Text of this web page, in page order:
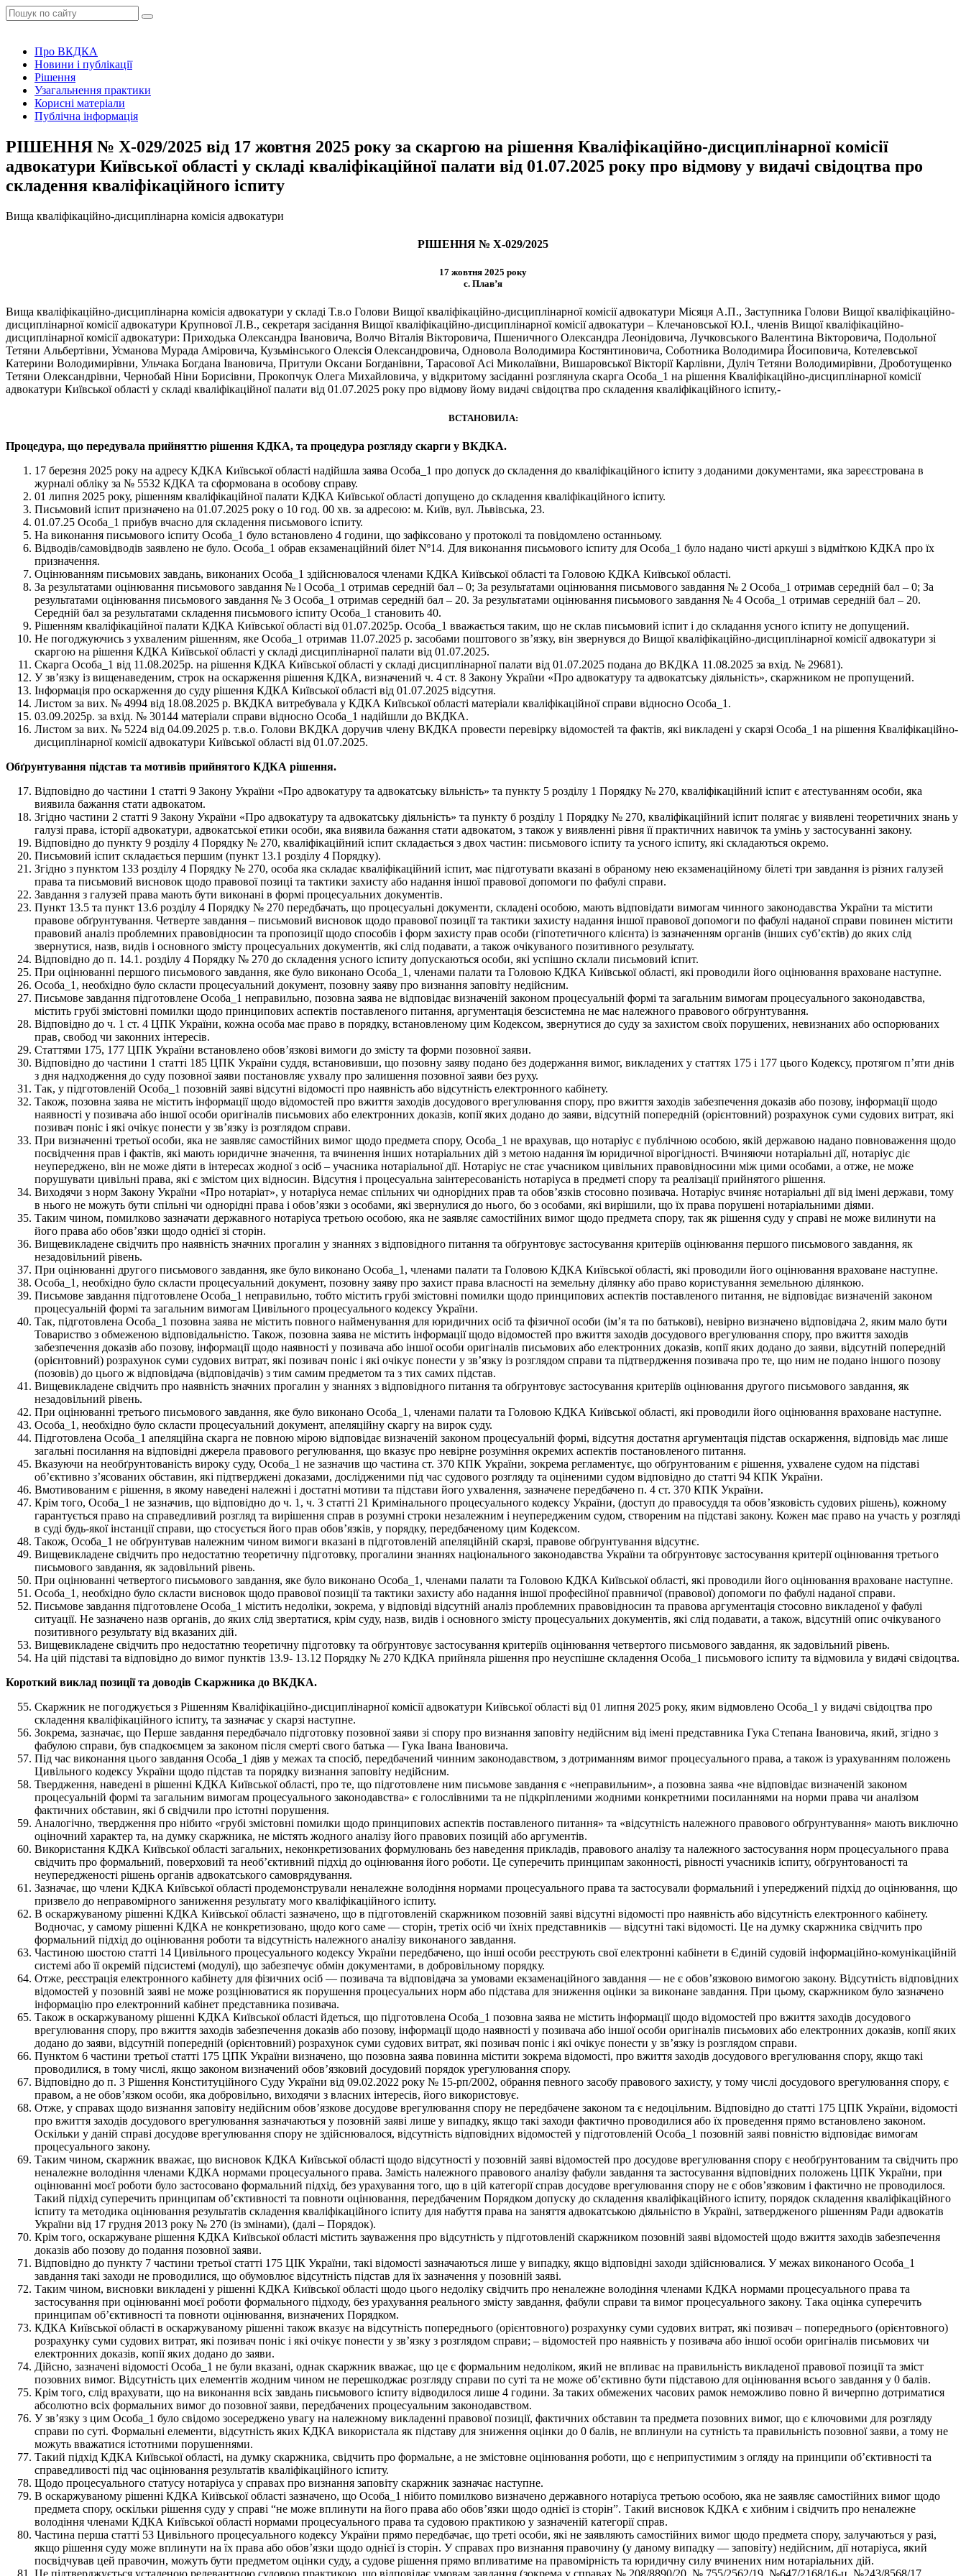
Про ВКДКА
Новини і публікації
Рішення
Узагальнення практики
Корисні матеріали
Публічна інформація
РІШЕННЯ № Х-029/2025 від 17 жовтня 2025 року за скаргою на рішення Кваліфікаційно-дисциплінарної комісії
адвокатури Київської області у складі кваліфікаційної палати від 01.07.2025 року про відмову у видачі свідоцтва про
складення кваліфікаційного іспиту
Вища кваліфікаційно-дисциплінарна комісія адвокатури
РІШЕННЯ № Х-029/2025
17 жовтня 2025 року
с. Плав’я
Вища кваліфікаційно-дисциплінарна комісія адвокатури у складі Т.в.о Голови Вищої кваліфікаційно-дисциплінарної комісії адвокатури Місяця А.П., Заступника Голови Вищої кваліфікаційно-
дисциплінарної комісії адвокатури Крупнової Л.В., секретаря засідання Вищої кваліфікаційно-дисциплінарної комісії адвокатури – Клечановської Ю.І., членів Вищої кваліфікаційно-
дисциплінарної комісії адвокатури: Приходька Олександра Івановича, Волчо Віталія Вікторовича, Пшеничного Олександра Леонідовича, Лучковського Валентина Вікторовича, Подольної
Тетяни Альбертівни, Усманова Мурада Аміровича, Кузьмінського Олексія Олександровича, Одновола Володимира Костянтиновича, Соботника Володимира Йосиповича, Котелевської
Катерини Володимирівни, Ульчака Богдана Івановича, Притули Оксани Богданівни, Тарасової Асі Миколаївни, Вишаровської Вікторії Карлівни, Дуліч Тетяни Володимирівни, Дроботущенко
Тетяни Олександрівни, Чернобай Ніни Борисівни, Прокопчук Олега Михайловича, у відкритому засіданні розглянула скарга Особа_1 на рішення Кваліфікаційно-дисциплінарної комісії
адвокатури Київської області у складі кваліфікаційної палати від 01.07.2025 року про відмову йому видачі свідоцтва про складення кваліфікаційного іспиту,-
ВСТАНОВИЛА:
Процедура, що передувала прийняттю рішення КДКА, та процедура розгляду скарги у ВКДКА.
17 березня 2025 року на адресу КДКА Київської області надійшла заява Особа_1 про допуск до складення до кваліфікаційного іспиту з доданими документами, яка зареєстрована в
журналі обліку за № 5532 КДКА та сформована в особову справу.
01 липня 2025 року, рішенням кваліфікаційної палати КДКА Київської області допущено до складення кваліфікаційного іспиту.
Письмовий іспит призначено на 01.07.2025 року о 10 год. 00 хв. за адресою: м. Київ, вул. Львівська, 23.
01.07.25 Особа_1 прибув вчасно для складення письмового іспиту.
На виконання письмового іспиту Особа_1 було встановлено 4 години, що зафіксовано у протоколі та повідомлено останньому.
Відводів/самовідводів заявлено не було. Особа_1 обрав екзаменаційний білет Nº14. Для виконання письмового іспиту для Особа_1 було надано чисті аркуші з відміткою КДКА про їх
призначення.
Оцінюванням письмових завдань, виконаних Особа_1 здійснювалося членами КДКА Київської області та Головою КДКА Київської області.
За результатами оцінювання письмового завдання № l Особа_1 отримав середній бал – 0; За результатами оцінювання письмового завдання № 2 Особа_1 отримав середній бал – 0; За
результатами оцінювання письмового завдання № 3 Особа_1 отримав середній бал – 20. За результатами оцінювання письмового завдання № 4 Особа_1 отримав середній бал – 20.
Середній бал за результатами складення письмового іспиту Особа_1 становить 40.
Рішенням кваліфікаційної палати КДКА Київської області від 01.07.2025р. Особа_1 вважається таким, що не склав письмовий іспит і до складання усного іспиту не допущений.
Не погоджуючись з ухваленим рішенням, яке Особа_1 отримав 11.07.2025 р. засобами поштового звʼязку, він звернувся до Вищої кваліфікаційно-дисциплінарної комісії адвокатури зі
скаргою на рішення КДКА Київської області у складі дисциплінарної палати від 01.07.2025.
Скарга Особа_1 від 11.08.2025р. на рішення КДКА Київської області у складі дисциплінарної палати від 01.07.2025 подана до ВКДКА 11.08.2025 за вхід. № 29681).
У зв’язку із вищенаведеним, строк на оскарження рішення КДКА, визначений ч. 4 ст. 8 Закону України «Про адвокатуру та адвокатську діяльність», скаржником не пропущений.
Інформація про оскарження до суду рішення КДКА Київської області від 01.07.2025 відсутня.
Листом за вих. № 4994 від 18.08.2025 р. ВКДКА витребувала у КДКА Київської області матеріали кваліфікаційної справи відносно Особа_1.
03.09.2025р. за вхід. № 30144 матеріали справи відносно Особа_1 надійшли до ВКДКА.
Листом за вих. № 5224 від 04.09.2025 р. т.в.о. Голови ВКДКА доручив члену ВКДКА провести перевірку відомостей та фактів, які викладені у скарзі Особа_1 на рішення Кваліфікаційно-
дисциплінарної комісії адвокатури Київської області від 01.07.2025.
Обґрунтування підстав та мотивів прийнятого КДКА рішення.
Відповідно до частини 1 статті 9 Закону України «Про адвокатуру та адвокатську вільність» та пункту 5 розділу 1 Порядку № 270, кваліфікаційний іспит є атестуванням особи, яка
виявила бажання стати адвокатом.
Згідно частини 2 статті 9 Закону України «Про адвокатуру та адвокатську діяльність» та пункту б розділу 1 Порядку № 270, кваліфікаційний іспит полягає у виявлені теоретичних знань у
галузі права, історії адвокатури, адвокатської етики особи, яка виявила бажання стати адвокатом, з також у виявленні рівня її практичних навичок та умінь у застосуванні закону.
Відповідно до пункту 9 розділу 4 Порядку № 270, кваліфікаційний іспит складається з двох частин: письмового іспиту та усного іспиту, які складаються окремо.
Письмовий іспит складається першим (пункт 13.1 розділу 4 Порядку).
Згідно з пунктом 133 розділу 4 Порядку № 270, особа яка складає кваліфікаційний іспит, має підготувати вказані в обраному нею екзаменаційному білеті три завдання із різних галузей
права та письмовий висновок щодо правової позиці та тактики захисту або надання іншої правової допомоги по фабулі справи.
Завдання з галузей права мають бути виконані в формі процесуальних документів.
Пункт 13.5 та пункт 13.6 розділу 4 Порядку № 270 передбачать, що процесуальні документи, складені особою, мають відповідати вимогам чинного законодавства України та містити
правове обґрунтування. Четверте завдання – письмовий висновок щодо правової позиції та тактики захисту надання іншої правової допомоги по фабулі наданої справи повинен містити
правовий аналіз проблемних правовідносин та пропозиції щодо способів і форм захисту прав особи (гіпотетичного клієнта) із зазначенням органів (інших субʼєктів) до яких слід
звернутися, назв, видів і основного змісту процесуальних документів, які слід подавати, а також очікуваного позитивного результату.
Відповідно до п. 14.1. розділу 4 Порядку № 270 до складення усного іспиту допускаються особи, які успішно склали письмовий іспит.
При оцінюванні першого письмового завдання, яке було виконано Особа_1, членами палати та Головою КДКА Київської області, які проводили його оцінювання враховане наступне.
Особа_1, необхідно було скласти процесуальний документ, позовну заяву про визнання заповіту недійсним.
Письмове завдання підготовлене Особа_1 неправильно, позовна заява не відповідає визначеній законом процесуальній формі та загальним вимогам процесуального законодавства,
містить грубі змістовні помилки щодо принципових аспектів поставленого питання, аргументація безсистемна не має належного правового обґрунтування.
Відповідно до ч. 1 ст. 4 ЦПК України, кожна особа має право в порядку, встановленому цим Кодексом, звернутися до суду за захистом своїх порушених, невизнаних або оспорюваних
прав, свобод чи законних інтересів.
Статтями 175, 177 ЦПК України встановлено обов’язкові вимоги до змісту та форми позовної заяви.
Відповідно до частини 1 статті 185 ЦПК України суддя, встановивши, що позовну заяву подано без додержання вимог, викладених у статтях 175 і 177 цього Кодексу, протягом п’яти днів
з дня надходження до суду позовної заяви постановляє ухвалу про залишення позовної заяви без руху.
Так, у підготовленій Особа_1 позовній заяві відсутні відомості про наявність або відсутність електронного кабінету.
Також, позовна заява не містить інформації щодо відомостей про вжиття заходів досудового врегулювання спору, про вжиття заходів забезпечення доказів або позову, інформації щодо
наявності у позивача або іншої особи оригіналів письмових або електронних доказів, копії яких додано до заяви, відсутній попередній (орієнтовний) розрахунок суми судових витрат, які
позивач поніс і які очікує понести у звʼязку із розглядом справи.
При визначенні третьої особи, яка не заявляє самостійних вимог щодо предмета спору, Особа_1 не врахував, що нотаріус є публічною особою, якій державою надано повноваження щодо
посвідчення прав і фактів, які мають юридичне значення, та вчинення інших нотаріальних дій з метою надання їм юридичної вірогідності. Вчиняючи нотаріальні дії, нотаріус діє
неупереджено, він не може діяти в інтересах жодної з осіб – учасника нотаріальної дії. Нотаріус не стає учасником цивільних правовідносини між цими особами, а отже, не може
порушувати цивільні права, які є змістом цих відносин. Відсутня і процесуальна заінтересованість нотаріуса в предметі спору та реалізації прийнятого рішення.
Виходячи з норм Закону України «Про нотаріат», у нотаріуса немає спільних чи однорідних прав та обов’язків стосовно позивача. Нотаріус вчиняє нотаріальні дії від імені держави, тому
в нього не можуть бути спільні чи однорідні права і обов’язки з особами, які звернулися до нього, бо з особами, які вирішили, що їх права порушені нотаріальними діями.
Таким чином, помилково зазначати державного нотаріуса третьою особою, яка не заявляє самостійних вимог щодо предмета спору, так як рішення суду у справі не може вилинути на
його права або обов’язки щодо однієї зі сторін.
Вищевикладене свідчить про наявність значних прогалин у знаннях з відповідного питання та обґрунтовує застосування критеріїв оцінювання першого письмового завдання, як
незадовільний рівень.
При оцінюванні другого письмового завдання, яке було виконано Особа_1, членами палати та Головою КДКА Київської області, які проводили його оцінювання враховане наступне.
Особа_1, необхідно було скласти процесуальний документ, позовну заяву про захист права власності на земельну ділянку або право користування земельною ділянкою.
Письмове завдання підготовлене Особа_1 неправильно, тобто містить грубі змістовні помилки щодо принципових аспектів поставленого питання, не відповідає визначеній законом
процесуальній формі та загальним вимогам Цивільного процесуального кодексу України.
Так, підготовлена Особа_1 позовна заява не містить повного найменування для юридичних осіб та фізичної особи (імʼя та по батькові), невірно визначено відповідача 2, яким мало бути
Товариство з обмеженою відповідальністю. Також, позовна заява не містить інформації щодо відомостей про вжиття заходів досудового врегулювання спору, про вжиття заходів
забезпечення доказів або позову, інформації щодо наявності у позивача або іншої особи оригіналів письмових або електронних доказів, копії яких додано до заяви, відсутній попередній
(орієнтовний) розрахунок суми судових витрат, які позивач поніс і які очікує понести у зв’язку із розглядом справи та підтвердження позивача про те, що ним не подано іншого позову
(позовів) до цього ж відповідача (відповідачів) з тим самим предметом та з тих самих підстав.
Вищевикладене свідчить про наявність значних прогалин у знаннях з відповідного питання та обґрунтовує застосування критеріїв оцінювання другого письмового завдання, як
незадовільний рівень.
При оцінюванні третього письмового завдання, яке було виконано Особа_1, членами палати та Головою КДКА Київської області, які проводили його оцінювання враховане наступне.
Особа_1, необхідно було скласти процесуальний документ, апеляційну скаргу на вирок суду.
Підготовлена Особа_1 апеляційна скарга не повною мірою відповідає визначеній законом процесуальній формі, відсутня достатня аргументація підстав оскарження, відповідь має лише
загальні посилання на відповідні джерела правового регулювання, що вказує про невірне розуміння окремих аспектів постановленого питання.
Вказуючи на необґрунтованість вироку суду, Особа_1 не зазначив що частина ст. 370 КПК України, зокрема регламентує, що обґрунтованим є рішення, ухвалене судом на підставі
об’єктивно з’ясованих обставин, які підтверджені доказами, дослідженими під час судового розгляду та оціненими судом відповідно до статті 94 КПК України.
Вмотивованим є рішення, в якому наведені належні і достатні мотиви та підстави його ухвалення, зазначене передбачено п. 4 ст. 370 КПК України.
Крім того, Особа_1 не зазначив, що відповідно до ч. 1, ч. 3 статті 21 Кримінального процесуального кодексу України, (доступ до правосуддя та обов’язковість судових рішень), кожному
гарантується право на справедливий розгляд та вирішення справ в розумні строки незалежним і неупередженим судом, створеним на підставі закону. Кожен має право на участь у розгляді
в суді будь-якої інстанції справи, що стосується його прав обов’язків, у порядку, передбаченому цим Кодексом.
Також, Особа_1 не обґрунтував належним чином вимоги вказані в підготовленій апеляційній скарзі, правове обґрунтування відсутнє.
Вищевикладене свідчить про недостатню теоретичну підготовку, прогалини знаннях національного законодавства України та обґрунтовує застосування критерії оцінювання третього
письмового завдання, як задовільний рівень.
При оцінюванні четвертого письмового завдання, яке було виконано Особа_1, членами палати та Головою КДКА Київської області, які проводили його оцінювання враховане наступне.
Особа_1, необхідно було скласти висновок щодо правової позиції та тактики захисту або надання іншої професійної правничої (правової) допомоги по фабулі наданої справи.
Письмове завдання підготовлене Особа_1 містить недоліки, зокрема, у відповіді відсутній аналіз проблемних правовідносин та правова аргументація стосовно викладеної у фабулі
ситуації. Не зазначено назв органів, до яких слід звертатися, крім суду, назв, видів і основного змісту процесуальних документів, які слід подавати, а також, відсутній опис очікуваного
позитивного результату від вказаних дій.
Вищевикладене свідчить про недостатню теоретичну підготовку та обґрунтовує застосування критеріїв оцінювання четвертого письмового завдання, як задовільний рівень.
На цій підставі та відповідно до вимог пунктів 13.9- 13.12 Порядку № 270 КДКА прийняла рішення про неуспішне складення Особа_1 письмового іспиту та відмовила у видачі свідоцтва.
Короткий виклад позиції та доводів Скаржника до ВКДКА.
Скаржник не погоджується з Рішенням Кваліфікаційно-дисциплінарної комісії адвокатури Київської області від 01 липня 2025 року, яким відмовлено Особа_1 у видачі свідоцтва про
складення кваліфікаційного іспиту, та зазначає у скарзі наступне.
Зокрема, зазначає, що Перше завдання передбачало підготовку позовної заяви зі спору про визнання заповіту недійсним від імені представника Гука Степана Івановича, який, згідно з
фабулою справи, був спадкоємцем за законом після смерті свого батька — Гука Івана Івановича.
Під час виконання цього завдання Особа_1 діяв у межах та спосіб, передбачений чинним законодавством, з дотриманням вимог процесуального права, а також із урахуванням положень
Цивільного кодексу України щодо підстав та порядку визнання заповіту недійсним.
Твердження, наведені в рішенні КДКА Київської області, про те, що підготовлене ним письмове завдання є «неправильним», а позовна заява «не відповідає визначеній законом
процесуальній формі та загальним вимогам процесуального законодавства» є голослівними та не підкріпленими жодними конкретними посиланнями на норми права чи аналізом
фактичних обставин, які б свідчили про істотні порушення.
Аналогічно, твердження про нібито «грубі змістовні помилки щодо принципових аспектів поставленого питання» та «відсутність належного правового обґрунтування» мають виключно
оціночний характер та, на думку скаржника, не містять жодного аналізу його правових позицій або аргументів.
Використання КДКА Київської області загальних, неконкретизованих формулювань без наведення прикладів, правового аналізу та належного застосування норм процесуального права
свідчить про формальний, поверховий та необ’єктивний підхід до оцінювання його роботи. Це суперечить принципам законності, рівності учасників іспиту, обґрунтованості та
неупередженості рішень органів адвокатського самоврядування.
Зазначає, що члени КДКА Київської області продемонстрували неналежне володіння нормами процесуального права та застосували формальний і упереджений підхід до оцінювання, що
призвело до неправомірного заниження результату мого кваліфікаційного іспиту.
В оскаржуваному рішенні КДКА Київської області зазначено, що в підготовленій скаржником позовній заяві відсутні відомості про наявність або відсутність електронного кабінету.
Водночас, у самому рішенні КДКА не конкретизовано, щодо кого саме — сторін, третіх осіб чи їхніх представників — відсутні такі відомості. Це на думку скаржника свідчить про
формальний підхід до оцінювання роботи та відсутність належного аналізу виконаного завдання.
Частиною шостою статті 14 Цивільного процесуального кодексу України передбачено, що інші особи реєструють свої електронні кабінети в Єдиній судовій інформаційно-комунікаційній
системі або її окремій підсистемі (модулі), що забезпечує обмін документами, в добровільному порядку.
Отже, реєстрація електронного кабінету для фізичних осіб — позивача та відповідача за умовами екзаменаційного завдання — не є обов’язковою вимогою закону. Відсутність відповідних
відомостей у позовній заяві не може розцінюватися як порушення процесуальних норм або підстава для зниження оцінки за виконане завдання. При цьому, скаржником було зазначено
інформацію про електронний кабінет представника позивача.
Також в оскаржуваному рішенні КДКА Київської області йдеться, що підготовлена Особа_1 позовна заява не містить інформації щодо відомостей про вжиття заходів досудового
врегулювання спору, про вжиття заходів забезпечення доказів або позову, інформації щодо наявності у позивача або іншої особи оригіналів письмових або електронних доказів, копії яких
додано до заяви, відсутній попередній (орієнтовний) розрахунок суми судових витрат, які позивач поніс і які очікує понести у зв’язку із розглядом справи.
Пунктом 6 частини третьої статті 175 ЦПК України визначено, що позовна заява повинна містити зокрема відомості, про вжиття заходів досудового врегулювання спору, якщо такі
проводилися, в тому числі, якщо законом визначений обов’язковий досудовий порядок урегулювання спору.
Відповідно до п. 3 Рішення Конституційного Суду України від 09.02.2022 року № 15-рп/2002, обрання певного засобу правового захисту, у тому числі досудового врегулювання спору, є
правом, а не обов’язком особи, яка добровільно, виходячи з власних інтересів, його використовує.
Отже, у справах щодо визнання заповіту недійсним обов’язкове досудове врегулювання спору не передбачене законом та є недоцільним. Відповідно до статті 175 ЦПК України, відомості
про вжиття заходів досудового врегулювання зазначаються у позовній заяві лише у випадку, якщо такі заходи фактично проводилися або їх проведення прямо встановлено законом.
Оскільки у даній справі досудове врегулювання спору не здійснювалося, відсутність відповідних відомостей у підготовленій Особа_1 позовній заяві повністю відповідає вимогам
процесуального закону.
Таким чином, скаржник вважає, що висновок КДКА Київської області щодо відсутності у позовній заяві відомостей про досудове врегулювання спору є необґрунтованим та свідчить про
неналежне володіння членами КДКА нормами процесуального права. Замість належного правового аналізу фабули завдання та застосування відповідних положень ЦПК України, при
оцінюванні моєї роботи було застосовано формальний підхід, без урахування того, що в цій категорії справ досудове врегулювання спору не є обов’язковим і фактично не проводилося.
Такий підхід суперечить принципам об’єктивності та повноти оцінювання, передбаченим Порядком допуску до складення кваліфікаційного іспиту, порядок складення кваліфікаційного
іспиту та методика оцінювання результатів складення кваліфікаційного іспиту для набуття права на заняття адвокатською діяльністю в Україні, затвердженого рішенням Ради адвокатів
України від 17 грудня 2013 року № 270 (із змінами), (далі – Порядок).
Крім того, оскаржуване рішення КДКА Київської області містить зауваження про відсутність у підготовленій скаржником позовній заяві відомостей щодо вжиття заходів забезпечення
доказів або позову до подання позовної заяви.
Відповідно до пункту 7 частини третьої статті 175 ЦІК України, такі відомості зазначаються лише у випадку, якщо відповідні заходи здійснювалися. У межах виконаного Особа_1
завдання такі заходи не проводилися, що обумовлює відсутність підстав для їх зазначення у позовній заяві.
Таким чином, висновки викладені у рішенні КДКА Київської області щодо цього недоліку свідчить про неналежне володіння членами КДКА нормами процесуального права та
застосування при оцінюванні моєї роботи формального підходу, без урахування реального змісту завдання, фабули справи та вимог процесуального закону. Така оцінка суперечить
принципам об’єктивності та повноти оцінювання, визначених Порядком.
КДКА Київської області в оскаржуваному рішенні також вказує на відсутність попереднього (орієнтовного) розрахунку суми судових витрат, які позивач – попереднього (орієнтовного)
розрахунку суми судових витрат, які позивач поніс і які очікує понести у зв’язку з розглядом справи; – відомостей про наявність у позивача або іншої особи оригіналів письмових чи
електронних доказів, копії яких додано до заяви.
Дійсно, зазначені відомості Особа_1 не були вказані, однак скаржник вважає, що це є формальним недоліком, який не впливає на правильність викладеної правової позиції та зміст
позовних вимог. Відсутність цих елементів жодним чином не перешкоджає розгляду справи по суті та не може об’єктивно бути підставою для оцінювання всього завдання у 0 балів.
Крім того, слід врахувати, що на виконання всіх завдань письмового іспиту відводилося лише 4 години. За таких обмежених часових рамок неможливо повно й вичерпно дотриматися
абсолютно всіх формальних вимог до позовної заяви, передбачених процесуальним законодавством.
У зв’язку з цим Особа_1 було свідомо зосереджено увагу на належному викладенні правової позиції, фактичних обставин та предмета позовних вимог, що є ключовими для розгляду
справи по суті. Формальні елементи, відсутність яких КДКА використала як підставу для зниження оцінки до 0 балів, не вплинули на сутність та правильність позовної заяви, а тому не
можуть вважатися істотними порушеннями.
Такий підхід КДКА Київської області, на думку скаржника, свідчить про формальне, а не змістовне оцінювання роботи, що є неприпустимим з огляду на принципи обʼєктивності та
справедливості під час оцінювання результатів кваліфікаційного іспиту.
Щодо процесуального статусу нотаріуса у справах про визнання заповіту скаржник зазначає наступне.
В оскаржуваному рішенні КДКА Київської області зазначено, що Особа_1 нібито помилково визначено державного нотаріуса третьою особою, яка не заявляє самостійних вимог щодо
предмета спору, оскільки рішення суду у справі “не може вплинути на його права або обов’язки щодо однієї із сторін”. Такий висновок КДКА є хибним і свідчить про неналежне
володіння членами КДКА Київської області нормами процесуального права та судовою практикою у зазначеній категорії справ.
Частина перша статті 53 Цивільного процесуального кодексу України прямо передбачає, що треті особи, які не заявляють самостійних вимог щодо предмета спору, залучаються у разі,
якщо рішення суду може вплинути на їх права або обов’язки щодо однієї із сторін. У справах про визнання правочину (у даному випадку — заповіту) недійсним, дії нотаріуса, який
посвідчував цей правочин, можуть бути предметом оцінки суду, а судове рішення прямо впливатиме на правомірність та юридичну силу вчинених ним нотаріальних дій.
Це підтверджується усталеною релевантною судовою практикою, що відповідає умовам завдання (зокрема у справах № 208/8890/20, № 755/2562/19, №647/2168/16-ц, №243/8568/17,